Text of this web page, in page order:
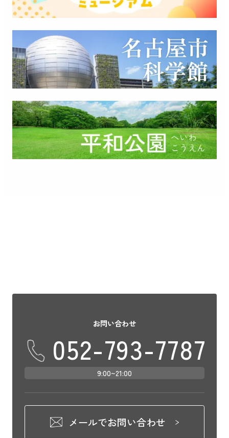
お問い合わせ
052-793-7787
9:00~21:00
メールでお問い合わせ